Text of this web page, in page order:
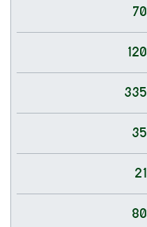
70
120
335
35
21
80